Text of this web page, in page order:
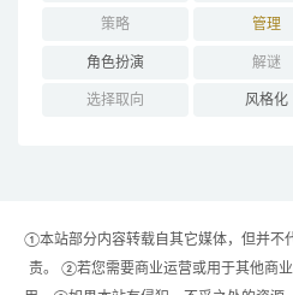
策略 管理
角色扮演 解谜
选择取向 风格化
①本站部分内容转载自其它媒体，但并不
责。 ②若您需要商业运营或用于其他商